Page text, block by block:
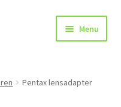
Menu
Pentax lensadapter